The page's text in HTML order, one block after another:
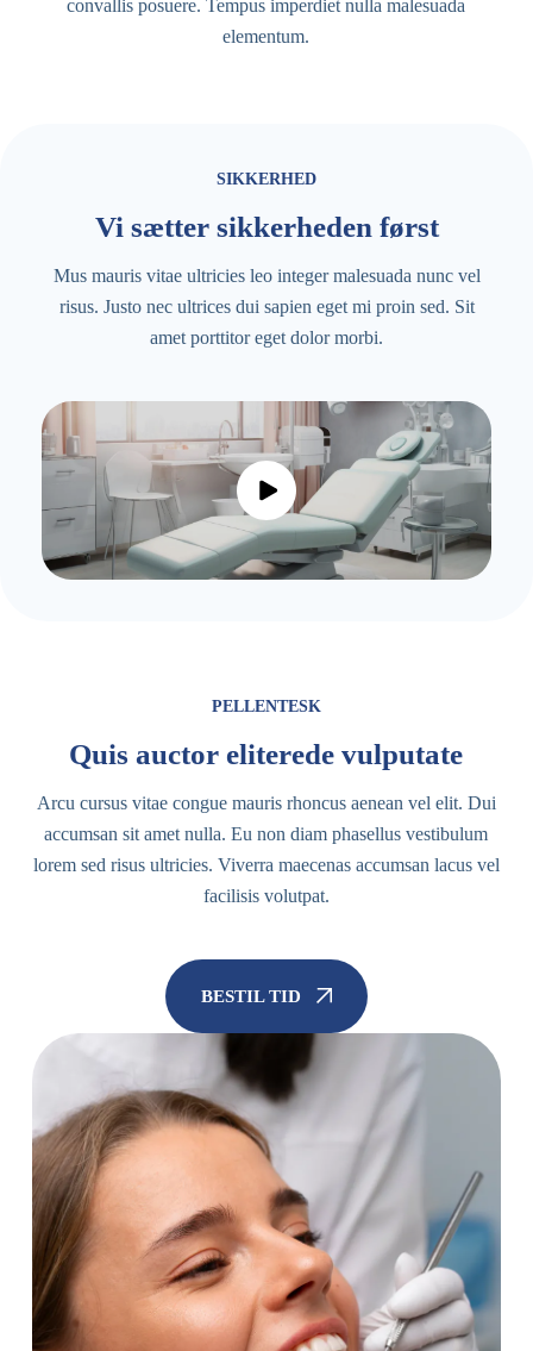
convallis posuere. Tempus imperdiet nulla malesuada
elementum.
SIKKERHED
Vi sætter sikkerheden først
Mus mauris vitae ultricies leo integer malesuada nunc vel
risus. Justo nec ultrices dui sapien eget mi proin sed. Sit
amet porttitor eget dolor morbi.
PELLENTESK
Quis auctor eliterede vulputate
Arcu cursus vitae congue mauris rhoncus aenean vel elit. Dui
accumsan sit amet nulla. Eu non diam phasellus vestibulum
lorem sed risus ultricies. Viverra maecenas accumsan lacus vel
facilisis volutpat.
BESTIL TID